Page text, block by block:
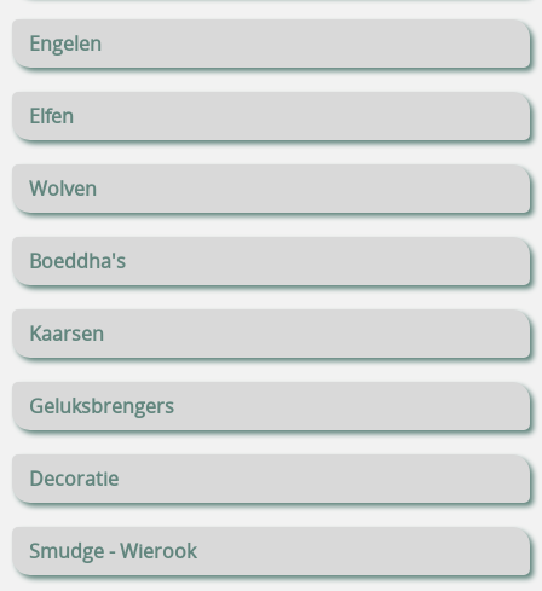
Engelen
Elfen
Wolven
Boeddha's
Kaarsen
Geluksbrengers
Decoratie
Smudge - Wierook